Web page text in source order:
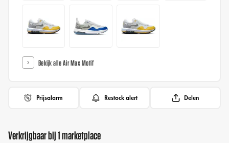
Bekijk alle Air Max Motif
Prijsalarm Restock alert Delen
Verkrijgbaar bij 1 marketplace